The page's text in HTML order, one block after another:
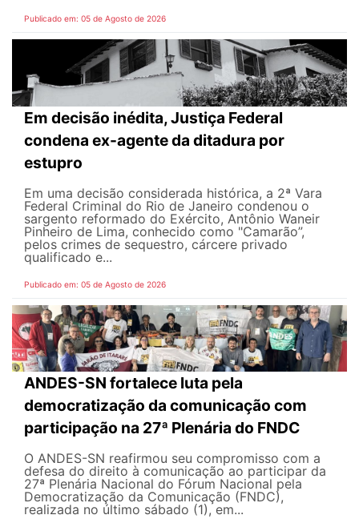
Publicado em: 05 de Agosto de 2026
Em decisão inédita, Justiça Federal
condena ex-agente da ditadura por
estupro
Em uma decisão considerada histórica, a 2ª Vara
Federal Criminal do Rio de Janeiro condenou o
sargento reformado do Exército, Antônio Waneir
Pinheiro de Lima, conhecido como "Camarão”,
pelos crimes de sequestro, cárcere privado
qualificado e...
Publicado em: 05 de Agosto de 2026
ANDES-SN fortalece luta pela
democratização da comunicação com
participação na 27ª Plenária do FNDC
O ANDES-SN reafirmou seu compromisso com a
defesa do direito à comunicação ao participar da
27ª Plenária Nacional do Fórum Nacional pela
Democratização da Comunicação (FNDC),
realizada no último sábado (1), em...